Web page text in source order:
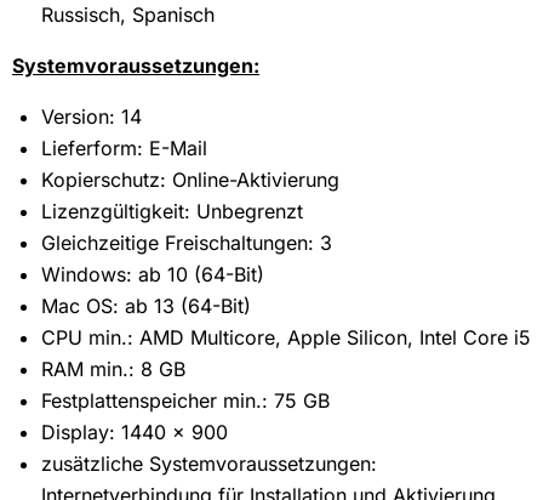
Russisch, Spanisch
Systemvoraussetzungen:
Version: 14
Lieferform: E-Mail
Kopierschutz: Online-Aktivierung
Lizenzgültigkeit: Unbegrenzt
Gleichzeitige Freischaltungen: 3
Windows: ab 10 (64-Bit)
Mac OS: ab 13 (64-Bit)
CPU min.: AMD Multicore, Apple Silicon, Intel Core i5
RAM min.: 8 GB
Festplattenspeicher min.: 75 GB
Display: 1440 x 900
zusätzliche Systemvoraussetzungen:
Internetverbindung für Installation und Aktivierung